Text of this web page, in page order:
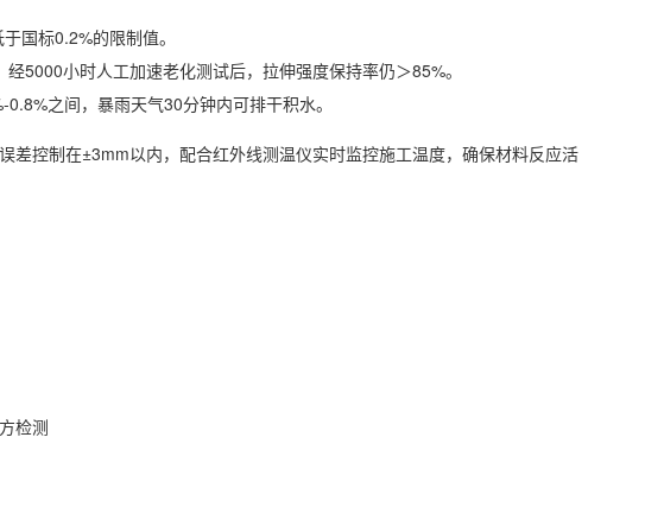
国标0.2%的限制值。
5000小时人工加速老化测试后，拉伸强度保持率仍＞85%。
之间，暴雨天气30分钟内可排干积水。
差控制在±3mm以内，配合红外线测温仪实时监控施工温度，确保材料反应活
检测